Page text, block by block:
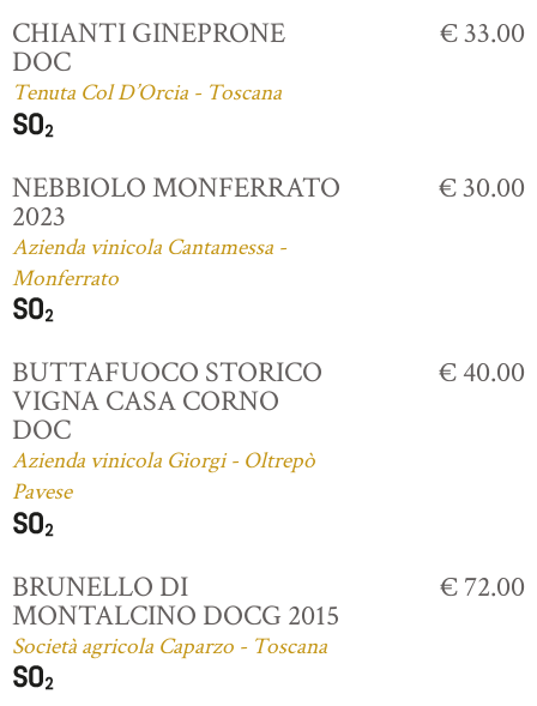
CHIANTI GINEPRONE
DOC
Tenuta Col D’Orcia - Toscana
€ 33.00
NEBBIOLO MONFERRATO
2023
Azienda vinicola Cantamessa -
Monferrato
€ 30.00
BUTTAFUOCO STORICO
VIGNA CASA CORNO
DOC
Azienda vinicola Giorgi - Oltrepò
Pavese
€ 40.00
BRUNELLO DI
MONTALCINO DOCG 2015
Società agricola Caparzo - Toscana
€ 72.00